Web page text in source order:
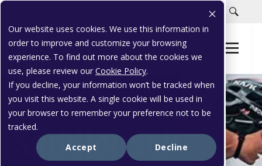
Our website uses cookies. We use this information in
order to improve and customize your browsing
experience. To find out more about the cookies we
use, please review our Cookie Policy.
If you decline, your information won’t be tracked when
you visit this website. A single cookie will be used in
your browser to remember your preference not to be
tracked.
Accept
Decline
Soutien à la clientèle
ÉTUDE DE CAS
Saddleback